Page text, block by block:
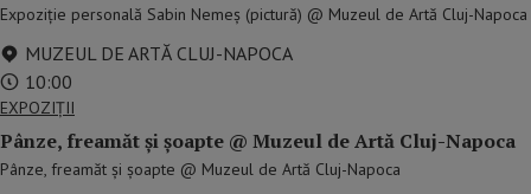
Expoziție personală Sabin Nemeș (pictură) @ Muzeul de Artă Cluj-Napoca
MUZEUL DE ARTĂ CLUJ-NAPOCA
10:00
EXPOZIȚII
Pânze, freamăt și șoapte @ Muzeul de Artă Cluj-Napoca
Pânze, freamăt și șoapte @ Muzeul de Artă Cluj-Napoca